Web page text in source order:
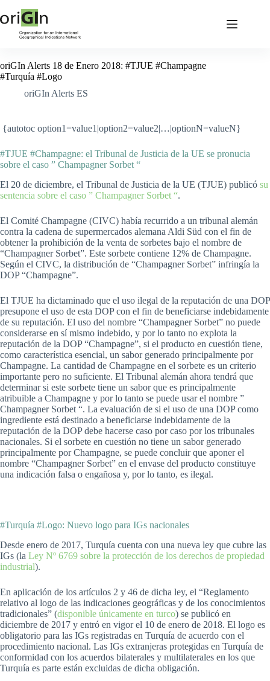
oriGIn Alerts 18 de Enero 2018: #TJUE #Champagne
#Turquía #Logo
oriGIn Alerts ES
{autotoc option1=value1|option2=value2|…|optionN=valueN}
#TJUE #Champagne: el Tribunal de Justicia de la UE se pronucia
sobre el caso ” Champagner Sorbet “
El 20 de diciembre, el Tribunal de Justicia de la UE (TJUE) publicó su
sentencia sobre el caso ” Champagner Sorbet “.
El Comité Champagne (CIVC) había recurrido a un tribunal alemán
contra la cadena de supermercados alemana Aldi Süd con el fin de
obtener la prohibición de la venta de sorbetes bajo el nombre de
“Champagner Sorbet”. Este sorbete contiene 12% de Champagne.
Según el CIVC, la distribución de “Champagner Sorbet” infringía la
DOP “Champagne”.
El TJUE ha dictaminado que el uso ilegal de la reputación de una DOP
presupone el uso de esta DOP con el fin de beneficiarse indebidamente
de su reputación. El uso del nombre “Champagner Sorbet” no puede
considerarse en sí mismo indebido, y por lo tanto no explota la
reputación de la DOP “Champagne”, si el producto en cuestión tiene,
como característica esencial, un sabor generado principalmente por
Champagne. La cantidad de Champagne en el sorbete es un criterio
importante pero no suficiente. El Tribunal alemán ahora tendrá que
determinar si este sorbete tiene un sabor que es principalmente
atribuible a Champagne y por lo tanto se puede usar el nombre ”
Champagner Sorbet “. La evaluación de si el uso de una DOP como
ingrediente está destinado a beneficiarse indebidamente de la
reputación de la DOP debe hacerse caso por caso por los tribunales
nacionales. Si el sorbete en cuestión no tiene un sabor generado
principalmente por Champagne, se puede concluir que aponer el
nombre “Champagner Sorbet” en el envase del producto constituye
una indicación falsa o engañosa y, por lo tanto, es ilegal.
#Turquía #Logo: Nuevo logo para IGs nacionales
Desde enero de 2017, Turquía cuenta con una nueva ley que cubre las
IGs (la Ley Nº 6769 sobre la protección de los derechos de propiedad
industrial).
En aplicación de los artículos 2 y 46 de dicha ley, el “Reglamento
relativo al logo de las indicaciones geográficas y de los conocimientos
tradicionales” (disponible únicamente en turco) se publicó en
diciembre de 2017 y entró en vigor el 10 de enero de 2018. El logo es
obligatorio para las IGs registradas en Turquía de acuerdo con el
procedimiento nacional. Las IGs extranjeras protegidas en Turquía de
conformidad con los acuerdos bilaterales y multilaterales en los que
Turquía es parte están excluidas de dicha obligación.